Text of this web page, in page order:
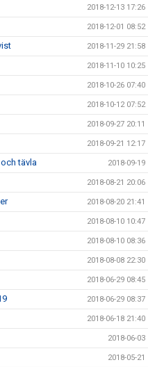
2018-12-13 17:26
2018-12-01 08:52
2018-11-29 21:58
2018-11-10 10:25
2018-10-26 07:40
2018-10-12 07:52
2018-09-27 20:11
2018-09-21 12:17
tävla 2018-09-19
2018-08-21 20:06
2018-08-20 21:41
2018-08-10 10:47
2018-08-10 08:36
2018-08-08 22:30
2018-06-29 08:45
2018-06-29 08:37
2018-06-18 21:40
2018-06-03
2018-05-21